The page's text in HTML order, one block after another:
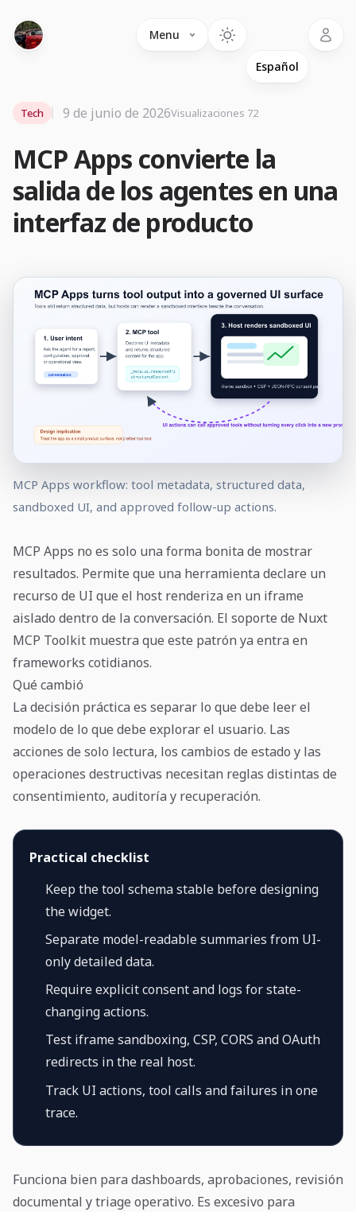
Menu
MCP Apps convierte la
salida de los agentes en una
interfaz de producto
Tech 9 de junio de 2026Visualizaciones 72
MCP Apps workflow: tool metadata, structured data,
sandboxed UI, and approved follow-up actions.
MCP Apps no es solo una forma bonita de mostrar
resultados. Permite que una herramienta declare un
recurso de UI que el host renderiza en un iframe
aislado dentro de la conversación. El soporte de Nuxt
MCP Toolkit muestra que este patrón ya entra en
frameworks cotidianos.
Qué cambió
La decisión práctica es separar lo que debe leer el
modelo de lo que debe explorar el usuario. Las
acciones de solo lectura, los cambios de estado y las
operaciones destructivas necesitan reglas distintas de
consentimiento, auditoría y recuperación.
Practical checklist
Keep the tool schema stable before designing
the widget.
Separate model-readable summaries from UI-
only detailed data.
Require explicit consent and logs for state-
changing actions.
Test iframe sandboxing, CSP, CORS and OAuth
redirects in the real host.
Track UI actions, tool calls and failures in one
trace.
Funciona bien para dashboards, aprobaciones, revisión
documental y triage operativo. Es excesivo para